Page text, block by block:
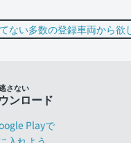
さない
ンロード